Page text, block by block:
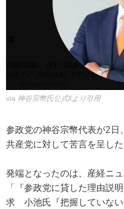
via 神谷宗幣氏公式Xより引用
参政党の神谷宗幣代表が2日
共産党に対して苦言を呈した
発端となったのは、産経ニ
「『参政党に貸した理由説
求 小池氏『把握していな